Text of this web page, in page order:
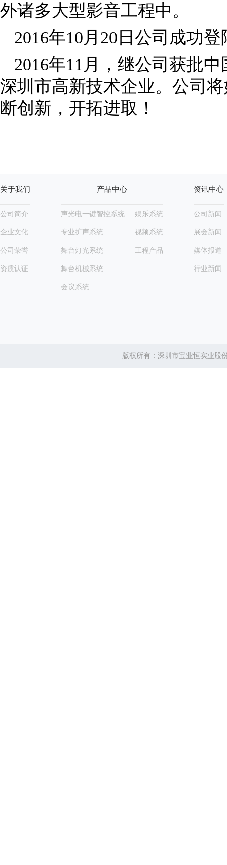
外诸多大型影音工程中。
2016年10月20日公司成功
2016年11月，继公司获批
深圳市高新技术企业。公司
断创新，开拓进取！
关于我们
公司简介
企业文化
公司荣誉
资质认证
产品中心
声光电一键智控系统
专业扩声系统
舞台灯光系统
舞台机械系统
会议系统
娱乐系统
视频系统
工程产品
资讯中心
公司新闻
展会新闻
媒体报道
行业新闻
版权所有：深圳市宝业恒实业